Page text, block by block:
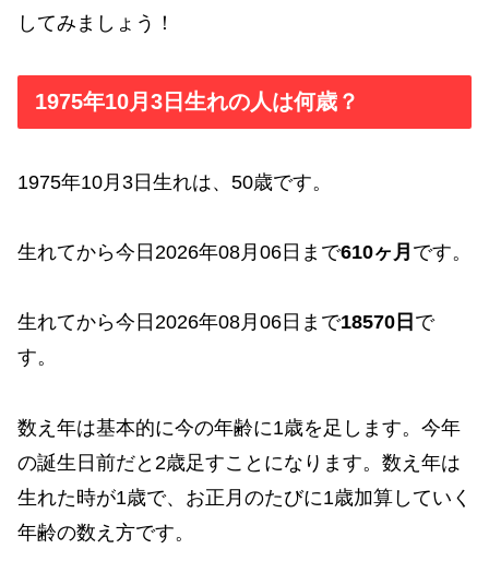
してみましょう！
1975年10月3日生れの人は何歳？
1975年10月3日生れは、50歳です。
生れてから今日2026年08月06日まで610ヶ月 です。
生れてから今日2026年08月06日まで18570日 で
す。
数え年は基本的に今の年齢に1歳を足します。今年
の誕生日前だと2歳足すことになります。数え年は
生れた時が1歳で、お正月のたびに1歳加算していく
年齢の数え方です。